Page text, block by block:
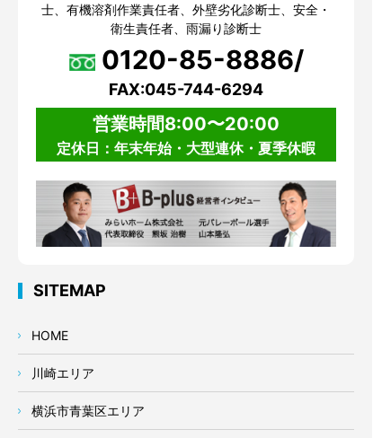
士、有機溶剤作業責任者、外壁劣化診断士、安全・
衛生責任者、雨漏り診断士
0120-85-8886/
FAX:045-744-6294
営業時間8:00〜20:00
定休日：年末年始・大型連休・夏季休暇
SITEMAP
HOME
川崎エリア
横浜市青葉区エリア